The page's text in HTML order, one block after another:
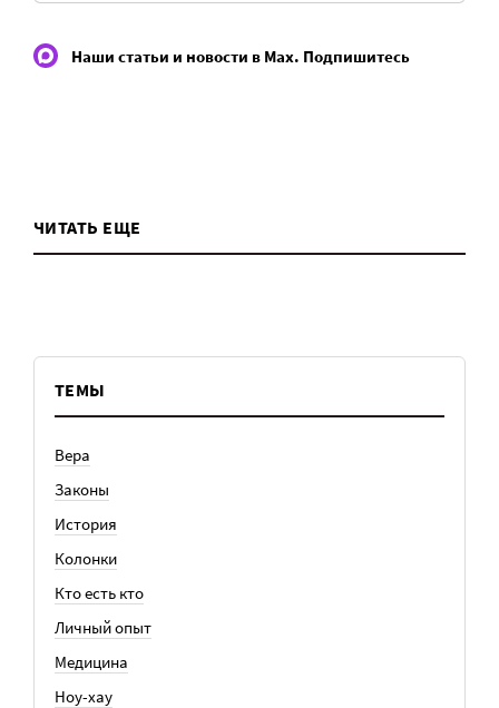
Наши статьи и новости в Max. Подпишитесь
ЧИТАТЬ ЕЩЕ
ТЕМЫ
Вера
Законы
История
Колонки
Кто есть кто
Личный опыт
Медицина
Ноу-хау